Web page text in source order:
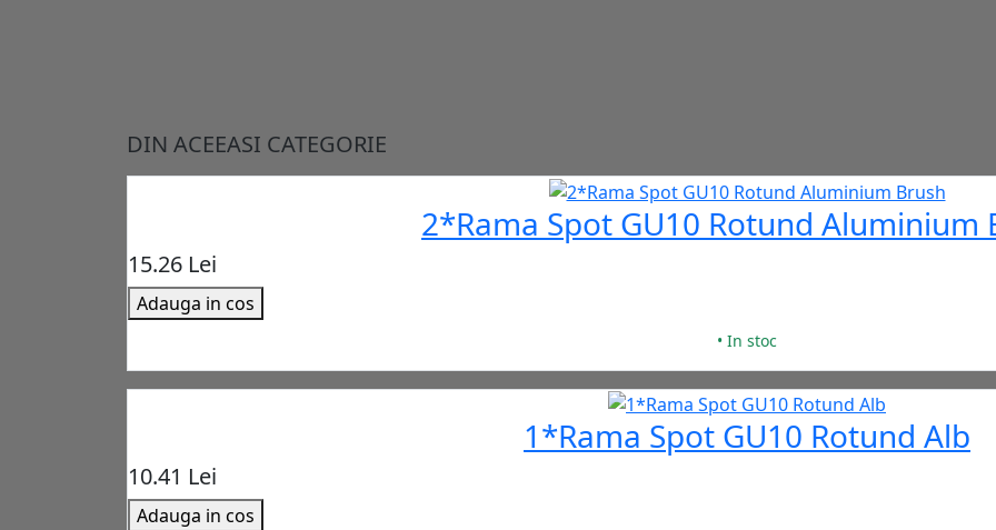
DIN ACEEASI CATEGORIE
2*Rama Spot GU10 Rotund Aluminium
15.26 Lei
Adauga in cos
• In stoc
1*Rama Spot GU10 Rotund Alb
10.41 Lei
Adauga in cos